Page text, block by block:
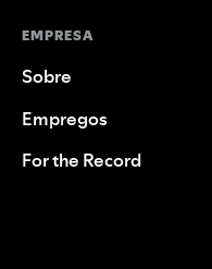
EMPRESA
Sobre
Empregos
For the Record